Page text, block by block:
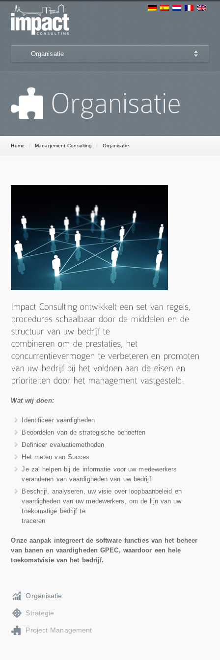
Organisatie
Home / Management Consulting / Organisatie
Wat wij doen:
Identificeer vaardigheden
Beoordelen van de strategische behoeften
Definieer evaluatiemethoden
Het meten van Succes
Je zal helpen bij de informatie voor uw medewerkers
veranderen van vaardigheden van uw bedrijf
Beschrijf, analyseren, uw visie over loopbaanbeleid en
vaardigheden van uw medewerkers, om de lijn van uw
toekomstige bedrijf te
traceren
Onze aanpak integreert de software functies van het beheer
van banen en vaardigheden GPEC, waardoor een hele
toekomstvisie van het bedrijf.
Organisatie
Strategie
Project Management